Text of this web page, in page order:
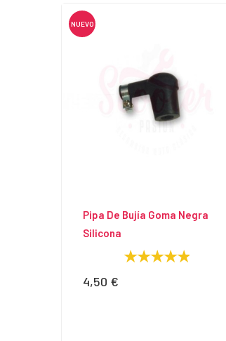
NUEVO
Pipa De Bujía Goma Negra
Silicona
Precio
4,50 €